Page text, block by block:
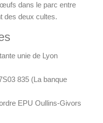
dans le parc entre
des deux cultes.
unie de Lyon
835 (La banque
EPU Oullins-Givors